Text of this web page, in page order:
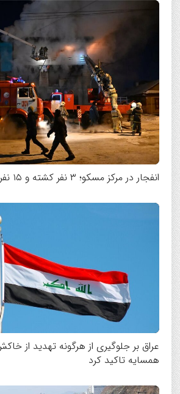
انفجار در مرکز مسکو؛ ۳ نفر کشته و ۱۵ نفر مجروح شدند
عراق بر جلوگیری از هرگونه تهدید از
همسایه تاکید کرد